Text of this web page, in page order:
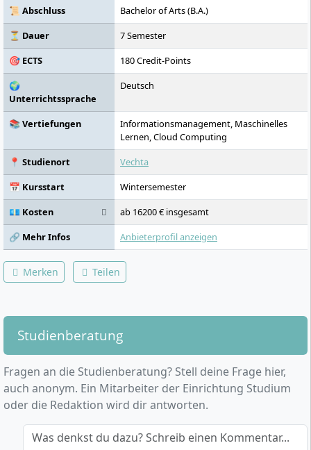
📜 Abschluss
Bachelor of Arts (B.A.)
⏳ Dauer
7 Semester
🎯 ECTS
180 Credit-Points
🌍
Unterrichtssprache
Deutsch
📚 Vertiefungen
Informationsmanagement, Maschinelles
Lernen, Cloud Computing
📍 Studienort
Vechta
📅 Kursstart
Wintersemester
💶 Kosten
ab 16200 € insgesamt
🔗 Mehr Infos
Anbieterprofil anzeigen
Merken Teilen
Studienberatung
Fragen an die Studienberatung? Stell deine Frage hier,
auch anonym. Ein Mitarbeiter der Einrichtung Studium
oder die Redaktion wird dir antworten.
Was denkst du dazu? Schreib einen Kommentar...